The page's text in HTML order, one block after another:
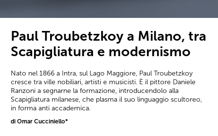
Paul Troubetzkoy a Milano, tra
Scapigliatura e modernismo
Nato nel 1866 a Intra, sul Lago Maggiore, Paul Troubetzkoy
cresce tra ville nobiliari, artisti e musicisti. È il pittore Daniele
Ranzoni a segnarne la formazione, introducendolo alla
Scapigliatura milanese, che plasma il suo linguaggio scultoreo,
in forma anti accademica.
di Omar Cucciniello*